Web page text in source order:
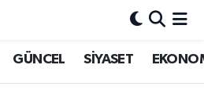
GÜNCEL SİYASET